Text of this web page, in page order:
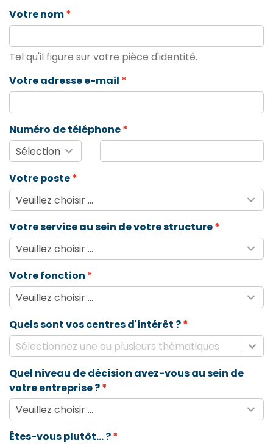
Votre nom
Tel qu'il figure sur votre pièce d'identité.
Votre adresse e-mail
Numéro de téléphone
Votre poste
Votre service au sein de votre structure
Votre fonction
Quels sont vos centres d'intérêt ?
Sélectionnez une ou plusieurs thématiques
Quel niveau de décision avez-vous au sein de
votre entreprise ?
Êtes-vous plutôt... ?